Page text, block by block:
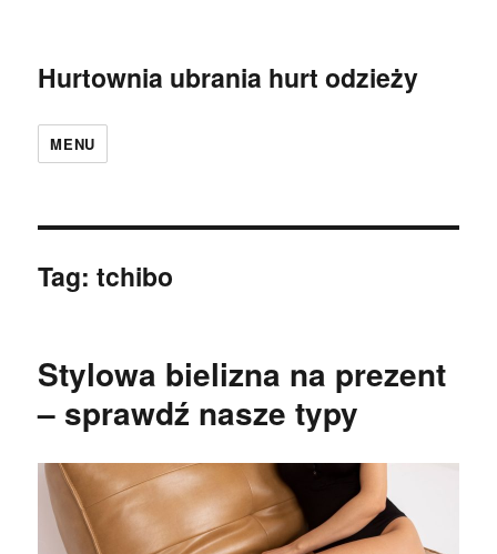
Hurtownia ubrania hurt odzieży
MENU
Tag:tchibo
Stylowa bielizna na prezent
– sprawdź nasze typy